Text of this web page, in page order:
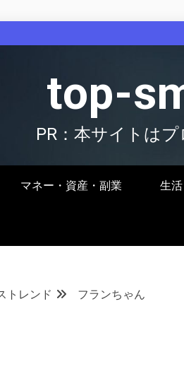
top-
PR：本サイトは
マネー・資産・副業 生
トレンド フランちゃん